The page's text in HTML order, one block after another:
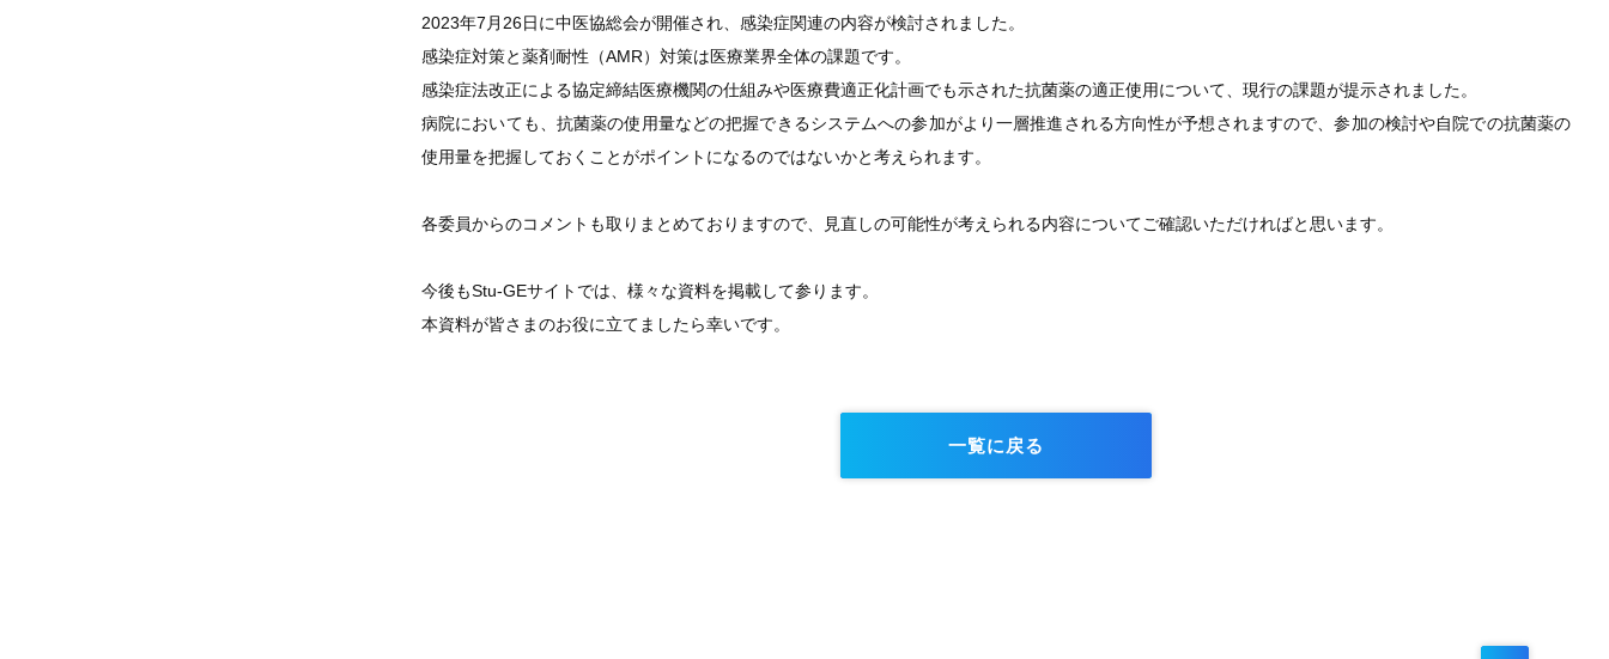
2023年7月26日に中医協総会が開催され、感染症関連の内容が検討されました。
感染症対策と薬剤耐性（AMR）対策は医療業界全体の課題です。
感染症法改正による協定締結医療機関の仕組みや医療費適正化計画でも示された抗菌薬の適正使用について、現行の課題が提示されました。
病院においても、抗菌薬の使用量などの把握できるシステムへの参加がより一層推進される方向性が予想されますので、参加の検討や自院での抗菌薬の
使用量を把握しておくことがポイントになるのではないかと考えられます。
各委員からのコメントも取りまとめておりますので、見直しの可能性が考えられる内容についてご確認いただければと思います。
今後もStu-GEサイトでは、様々な資料を掲載して参ります。
本資料が皆さまのお役に立てましたら幸いです。
一覧に戻る